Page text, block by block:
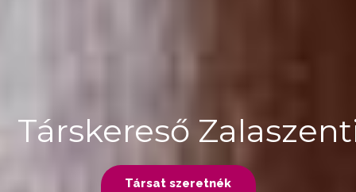
Társat szeretnék
Társkereső